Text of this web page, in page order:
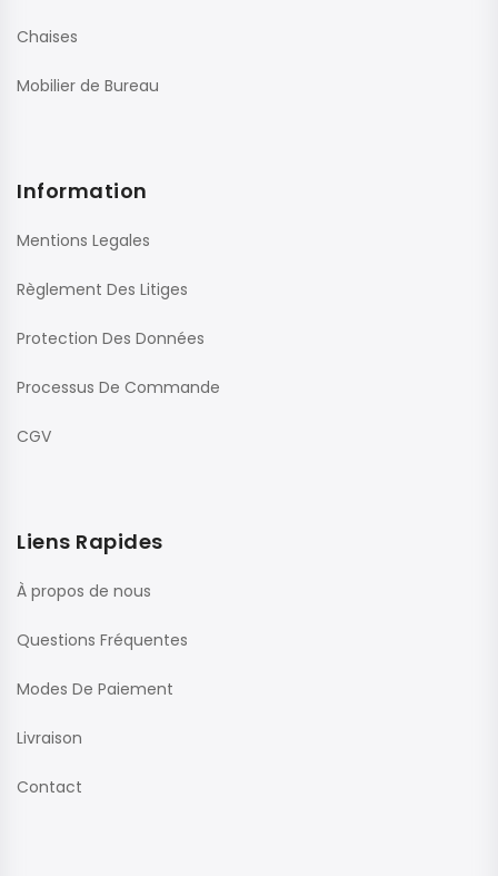
Chaises
Mobilier de Bureau
Information
Mentions Legales
Règlement Des Litiges
Protection Des Données
Processus De Commande
CGV
Liens Rapides
À propos de nous
Questions Fréquentes
Modes De Paiement
Livraison
Contact